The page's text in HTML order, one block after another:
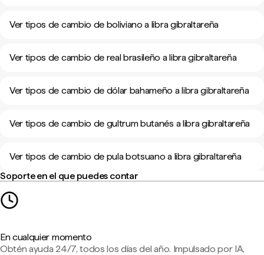
Ver tipos de cambio de boliviano a libra gibraltareña
Ver tipos de cambio de real brasileño a libra gibraltareña
Ver tipos de cambio de dólar bahameño a libra gibraltareña
Ver tipos de cambio de gultrum butanés a libra gibraltareña
Ver tipos de cambio de pula botsuano a libra gibraltareña
Soporte en el que puedes contar
En cualquier momento
Obtén ayuda 24/7, todos los días del año. Impulsado por IA,